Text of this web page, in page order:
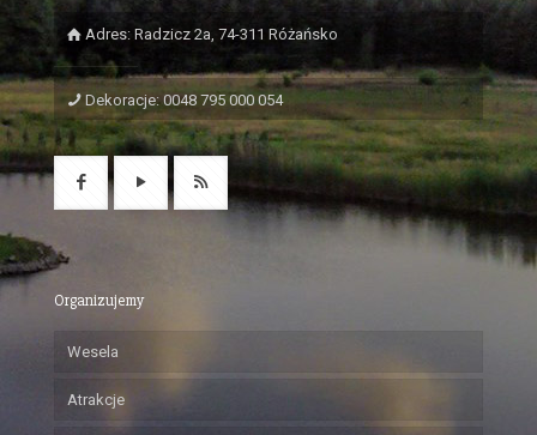
Adres: Radzicz 2a, 74-311 Różańsko
Dekoracje: 0048 795 000 054
Organizujemy
Wesela
Atrakcje